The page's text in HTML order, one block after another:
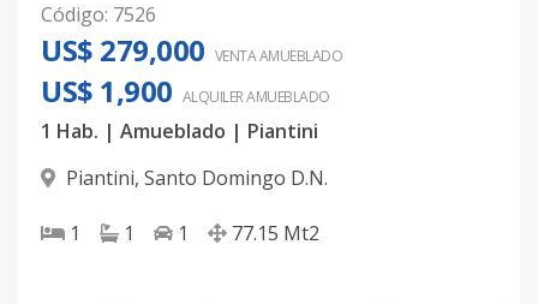
Código: 7526
US$ 279,000 VENTA AMUEBLADO
US$ 1,900 ALQUILERAMUEBLADO
1 Hab. | Amueblado | Piantini
Piantini, Santo Domingo D.N.
1 1 1 77.15 Mt2